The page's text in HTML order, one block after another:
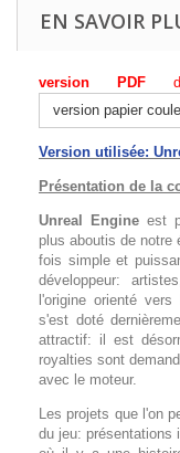
EN SAVOIR
version PDF
version papier
Version utilisée:
Présentation de la
Unreal Engine est
plus aboutis de notre
fois simple et
développeur:
l'origine orienté
s'est doté
attractif: il est
royalties sont
avec le moteur.
Les projets que l'on
du jeu: